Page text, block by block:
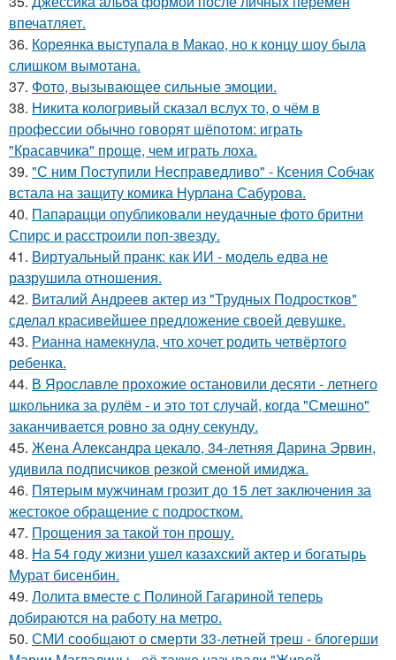
впечатляет.
36. Кореянка выступала в Макао, но к концу шоу была
слишком вымотана.
37. Фото, вызывающее сильные эмоции.
38. Никита кологривый сказал вслух то, о чём в
профессии обычно говорят шёпотом: играть
"Красавчика" проще, чем играть лоха.
39. "С ним Поступили Несправедливо" - Ксения Собчак
встала на защиту комика Нурлана Сабурова.
40. Папарацци опубликовали неудачные фото бритни
Спирс и расстроили поп-звезду.
41. Виртуальный пранк: как ИИ - модель едва не
разрушила отношения.
42. Виталий Андреев актер из "Трудных Подростков"
сделал красивейшее предложение своей девушке.
43. Рианна намекнула, что хочет родить четвёртого
ребенка.
44. В Ярославле прохожие остановили десяти - летнего
школьника за рулём - и это тот случай, когда "Смешно"
заканчивается ровно за одну секунду.
45. Жена Александра цекало, 34-летняя Дарина Эрвин,
удивила подписчиков резкой сменой имиджа.
46. Пятерым мужчинам грозит до 15 лет заключения за
жестокое обращение с подростком.
47. Прощения за такой тон прошу.
48. На 54 году жизни ушел казахский актер и богатырь
Мурат бисенбин.
49. Лолита вместе с Полиной Гагариной теперь
добираются на работу на метро.
50. СМИ сообщают о смерти 33-летней треш - блогерши